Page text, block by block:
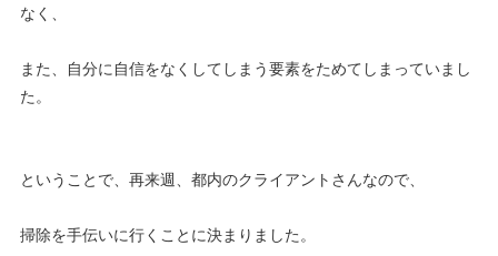
なく、
また、自分に自信をなくしてしまう要素をためてしまっていまし
た。
ということで、再来週、都内のクライアントさんなので、
掃除を手伝いに行くことに決まりました。